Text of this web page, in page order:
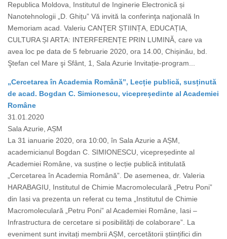
Republica Moldova, Institutul de Inginerie Electronică și
Nanotehnologii „D. Ghițu” Vă invită la conferinţa naţională In
Memoriam acad. Valeriu CANŢER ȘTIINȚA, EDUCAȚIA,
CULTURA ȘI ARTA: INTERFERENȚE PRIN LUMINĂ, care va
avea loc pe data de 5 februarie 2020, ora 14.00, Chișinău, bd.
Ştefan cel Mare şi Sfânt, 1, Sala Azurie Invitație-program...
„Cercetarea în Academia Română”, Lecție publică, susținută
de acad. Bogdan C. Simionescu, vicepreședinte al Academiei
Române
31.01.2020
Sala Azurie, AȘM
La 31 ianuarie 2020, ora 10:00, în Sala Azurie a AȘM,
academicianul Bogdan C. SIMIONESCU, vicepreședinte al
Academiei Române, va susține o lecție publică intitulată
„Cercetarea în Academia Română”. De asemenea, dr. Valeria
HARABAGIU, Institutul de Chimie Macromoleculară „Petru Poni”
din Iasi va prezenta un referat cu tema „Institutul de Chimie
Macromoleculară „Petru Poni” al Academiei Române, Iasi –
Infrastructura de cercetare si posibilități de colaborare”. La
eveniment sunt invitați membrii AȘM, cercetătorii științifici din